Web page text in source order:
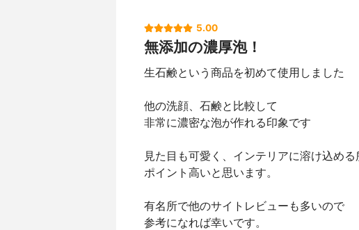
5.00
無添加の濃厚泡！
生石鹸という商品を初めて使用しました
他の洗顔、石鹸と比較して
非常に濃密な泡が作れる印象です
見た目も可愛く、インテリアに溶け込める
ポイント高いと思います。
有名所で他のサイトレビューも多いので
参考になれば幸いです。